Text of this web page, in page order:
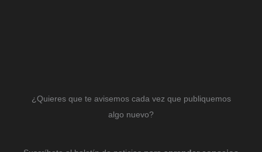
¿Quieres que te avisemos cada vez que publiquemos
algo nuevo?